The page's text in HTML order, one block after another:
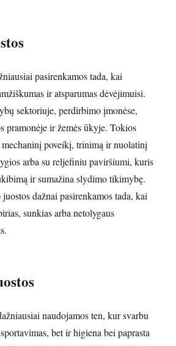
pasirenkamos tada, kai
ir atsparumas dėvėjimuisi.
sektoriuje, perdirbimo įmonėse,
pramonėje ir žemės ūkyje. Tokios
poveikį, trinimą ir nuolatinį
arba su reljefiniu paviršiumi, kuris
ir sumažina slydimo tikimybę.
dažnai pasirenkamos tada, kai
sunkias arba netolygaus
naudojamos ten, kur svarbu
bet ir higiena bei paprasta